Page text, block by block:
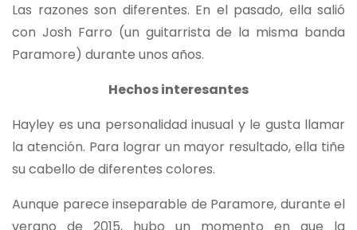
Las razones son diferentes. En el pasado, ella salió
con Josh Farro (un guitarrista de la misma banda
Paramore) durante unos años.
Hechos interesantes
Hayley es una personalidad inusual y le gusta llamar
la atención. Para lograr un mayor resultado, ella tiñe
su cabello de diferentes colores.
Aunque parece inseparable de Paramore, durante el